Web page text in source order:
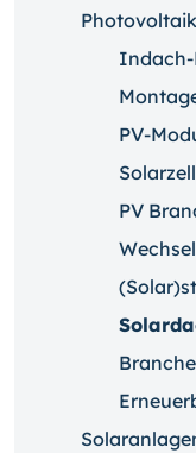
Indach-
PV-
PV